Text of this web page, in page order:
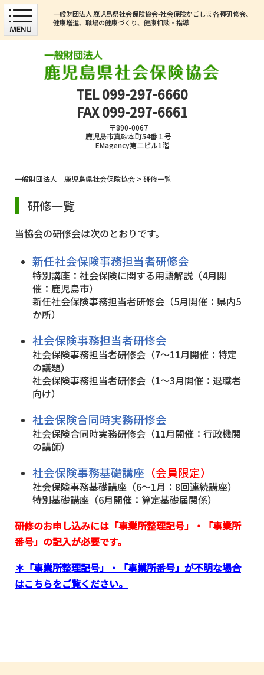
一般財団法人 鹿児島県社会保険協会-社会保険かごしま 各種研修会、
健康増進、職場の健康づくり、健康相談・指導
TEL099-297-6660
FAX 099-297-6661
〒890-0067
鹿児島市真砂本町54番１号
EMagency第二ビル1階
一般財団法人 鹿児島県社会保険協会 > 研修一覧
研修一覧
当協会の研修会は次のとおりです。
新任社会保険事務担当者研修会
特別講座：社会保険に関する用語解説（4月開
催：鹿児島市）
新任社会保険事務担当者研修会（5月開催：県内5
か所）
社会保険事務担当者研修会
社会保険事務担当者研修会（7～11月開催：特定
の議題）
社会保険事務担当者研修会（1～3月開催：退職者
向け）
社会保険合同時実務研修会
社会保険合同時実務研修会（11月開催：行政機関
の講師）
社会保険事務基礎講座 （会員限定）
社会保険事務基礎講座（6～1月：8回連続講座）
特別基礎講座（6月開催：算定基礎届関係）
研修のお申し込みには「事業所整理記号」・「事業所
番号」の記入が必要です。
＊「事業所整理記号」・「事業所番号」が不明な場合
はこちらをご覧ください。